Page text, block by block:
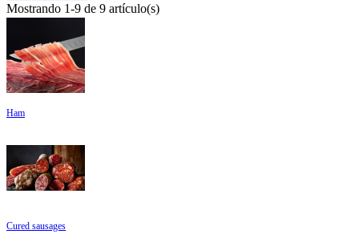
Mostrando 1-9 de 9 artículo(s)
Ham
Cured sausages